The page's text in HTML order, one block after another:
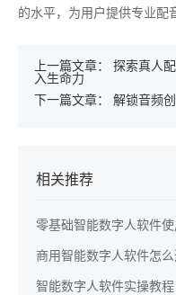
的水平，为用户提供专业配
上一篇文章： 探索真人
入生命力
下一篇文章： 解锁音频
相关推荐
零基础智能数字人软件
商用智能数字人软件怎
智能数字人软件实操教程